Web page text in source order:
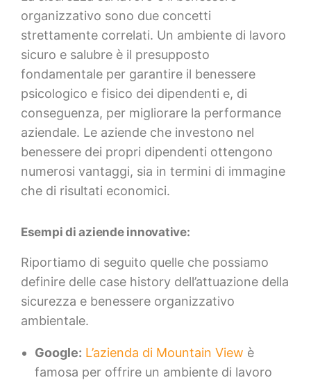
organizzativo sono due concetti
strettamente correlati. Un ambiente di lavoro
sicuro e salubre è il presupposto
fondamentale per garantire il benessere
psicologico e fisico dei dipendenti e, di
conseguenza, per migliorare la performance
aziendale. Le aziende che investono nel
benessere dei propri dipendenti ottengono
numerosi vantaggi, sia in termini di immagine
che di risultati economici.
Esempi di aziende innovative:
Riportiamo di seguito quelle che possiamo
definire delle case history dell’attuazione della
sicurezza e benessere organizzativo
ambientale.
Google: L’azienda di Mountain View è
famosa per offrire un ambiente di lavoro